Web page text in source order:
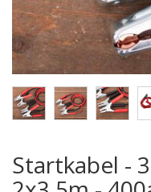
Startkabel -